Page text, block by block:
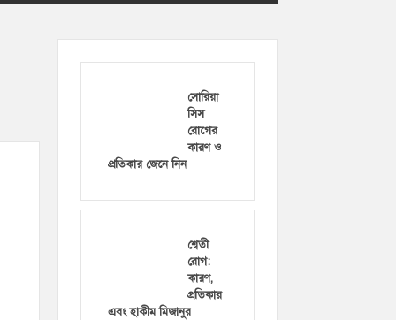
সোরিয়া
সিস
রোগের
কারণ ও
প্রতিকার জেনে নিন
শ্বেতী
রোগ:
কারণ,
প্রতিকার
এবং হাকীম মিজানুর